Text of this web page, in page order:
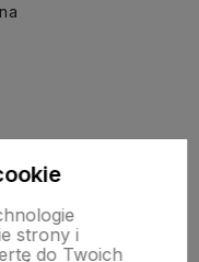
strony i
do Twoich